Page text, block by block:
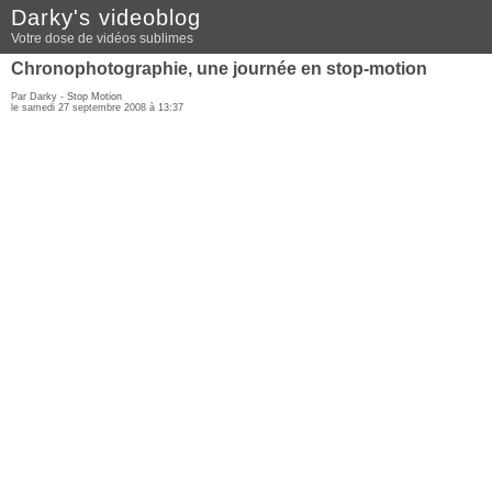
Darky's videoblog
Votre dose de vidéos sublimes
Chronophotographie, une journée en stop-motion
Par Darky - Stop Motion
le samedi 27 septembre 2008 à 13:37